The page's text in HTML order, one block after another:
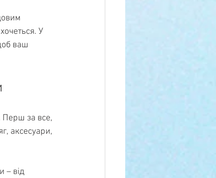
У
ваш
Перш за все,
аксесуари,
– від